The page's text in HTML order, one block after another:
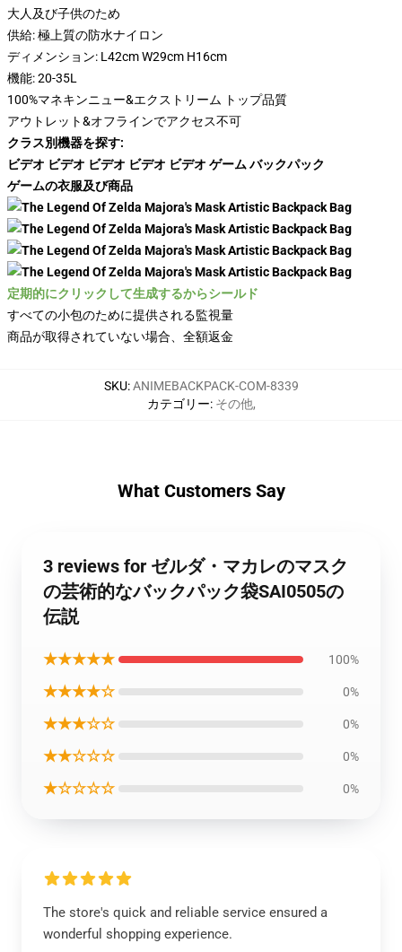
大人及び子供のため
供給: 極上質の防水ナイロン
ディメンション: L42cm W29cm H16cm
機能: 20-35L
100%マネキンニュー&エクストリーム トップ品質
アウトレット&オフラインでアクセス不可
クラス別機器を探す:
ビデオ ビデオ ビデオ ビデオ ビデオ ゲーム バックパック
ゲームの衣服及び商品
定期的にクリックして生成するからシールド
すべての小包のために提供される監視量
商品が取得されていない場合、全額返金
SKU:ANIMEBACKPACK-COM-8339
カテゴリー: その他,
What Customers Say
3 reviews for ゼルダ・マカレのマスク
の芸術的なバックパック袋SAI0505の
伝説
★★★★★ 100%
★★★★☆ 0%
★★★☆☆ 0%
★★☆☆☆ 0%
★☆☆☆☆ 0%
The store's quick and reliable service ensured a
wonderful shopping experience.